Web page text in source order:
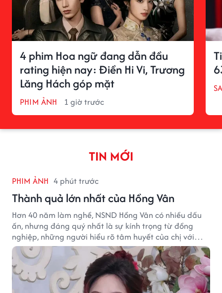
4 phim Hoa ngữ đang dẫn đầu
rating hiện nay: Điền Hi Vi, Trương
Lăng Hách góp mặt
PHIM ẢNH 1 giờ trước
TIN MỚI
PHIM ẢNH 4 phút trước
Thành quả lớn nhất của Hồng Vân
Hơn 40 năm làm nghề, NSND Hồng Vân có nhiều dấu
ấn, nhưng đáng quý nhất là sự kính trọng từ đồng
nghiệp, những người hiểu rõ tâm huyết của chị với
nghệ thuật.